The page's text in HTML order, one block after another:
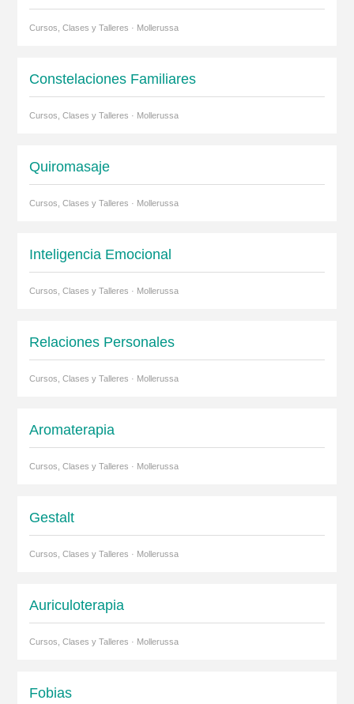
Cursos, Clases y Talleres · Mollerussa
Constelaciones Familiares
Cursos, Clases y Talleres · Mollerussa
Quiromasaje
Cursos, Clases y Talleres · Mollerussa
Inteligencia Emocional
Cursos, Clases y Talleres · Mollerussa
Relaciones Personales
Cursos, Clases y Talleres · Mollerussa
Aromaterapia
Cursos, Clases y Talleres · Mollerussa
Gestalt
Cursos, Clases y Talleres · Mollerussa
Auriculoterapia
Cursos, Clases y Talleres · Mollerussa
Fobias